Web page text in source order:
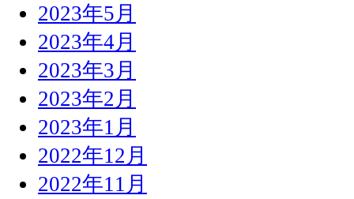
2023年5月
2023年4月
2023年3月
2023年2月
2023年1月
2022年12月
2022年11月